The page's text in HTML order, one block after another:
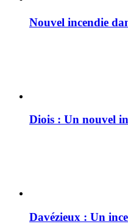
Nouvel incendie
Diois : Un nouvel
Davézieux : Un